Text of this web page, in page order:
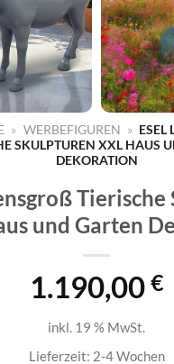
» WERBEFIGUREN » ESEL
SKULPTUREN XXL HAUS
EKORATION
und Garten
1.190,00 €
inkl. 19 % MwSt.
Lieferzeit: 2-4 Wochen